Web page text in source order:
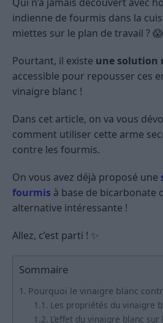
indienne de fourmis dans la
miettes sur le plan de travail ? 😱
Pourtant, il existe une solution
accessible pour repousser ces
vinaigre blanc !
Dans cet article, on va vous
comment utiliser cette arme
contre les fourmis.
On vous avez déjà proposé une
fourmis à base de bicarbonate
alternative intéressante !
Allez, c’est parti ! ✨
Sommaire
Pourquoi le vinaigre blanc
Les propriétés du vinaigre
L’effet du vinaigre blanc